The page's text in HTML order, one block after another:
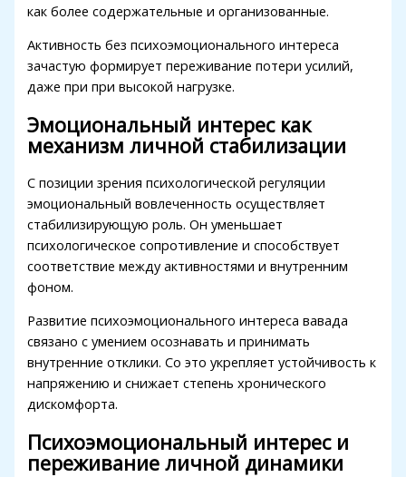
perabet
pulibet
holiganbet
Hacking Forum
jojobet giriş
sapanca escort
marsbahis
holiganbet
jojobet giriş
holiganbet giriş
fixbet
jojobet
jojobet giriş
как более содержательные и организованные.
Активность без психоэмоционального интереса
зачастую формирует переживание потери усилий,
даже при при высокой нагрузке.
Эмоциональный интерес как
механизм личной стабилизации
С позиции зрения психологической регуляции
эмоциональный вовлеченность осуществляет
стабилизирующую роль. Он уменьшает
психологическое сопротивление и способствует
соответствие между активностями и внутренним
фоном.
Развитие психоэмоционального интереса вавада
связано с умением осознавать и принимать
внутренние отклики. Со это укрепляет устойчивость к
напряжению и снижает степень хронического
дискомфорта.
Психоэмоциональный интерес и
переживание личной динамики